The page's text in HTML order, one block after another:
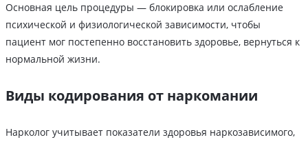
Основная цель процедуры — блокировка или ослабление
психической и физиологической зависимости, чтобы
пациент мог постепенно восстановить здоровье, вернуться к
нормальной жизни.
Виды кодирования от наркомании
Нарколог учитывает показатели здоровья наркозависимого,